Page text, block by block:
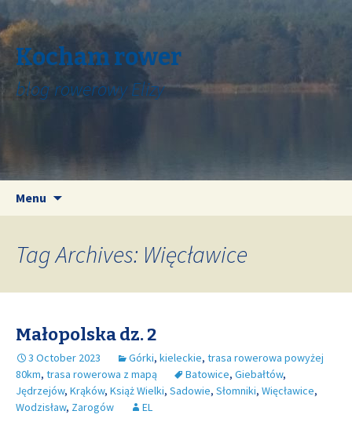
Kocham rower
blog rowerowy Elizy
Menu
Tag Archives: Więcławice
Małopolska dz. 2
3 October 2023 Górki, kieleckie, trasa rowerowa powyżej
80km, trasa rowerowa z mapą Batowice, Giebałtów,
Jędrzejów, Krąków, Książ Wielki, Sadowie, Słomniki, Więcławice,
Wodzisław, Zarogów EL